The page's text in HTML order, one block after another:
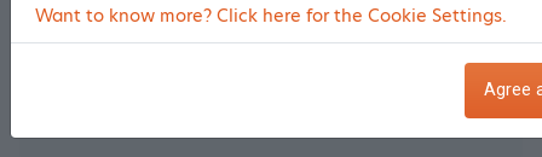
Result treatment
9
Want to know more? Click here for the Cookie Settings.
Agree